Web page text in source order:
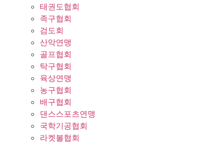
태권도협회
족구협회
검도회
산악연맹
골프협회
탁구협회
육상연맹
농구협회
배구협회
댄스스포츠연맹
국학기공협회
라켓볼협회